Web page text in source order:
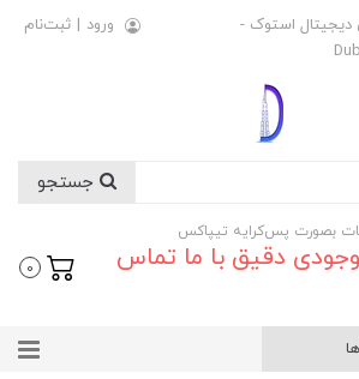
دیجیتال استوک -
ورود | ثبت‌نام
دقیق با ما تماس
0